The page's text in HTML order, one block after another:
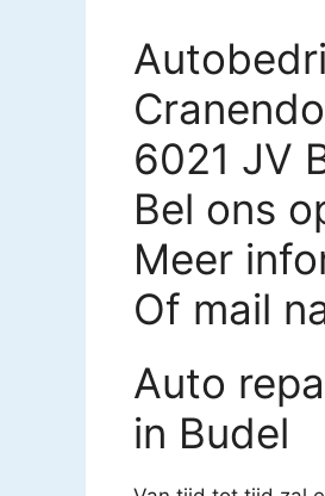
6021 JV
Bel ons
Meer
Of mail
Auto
in Budel